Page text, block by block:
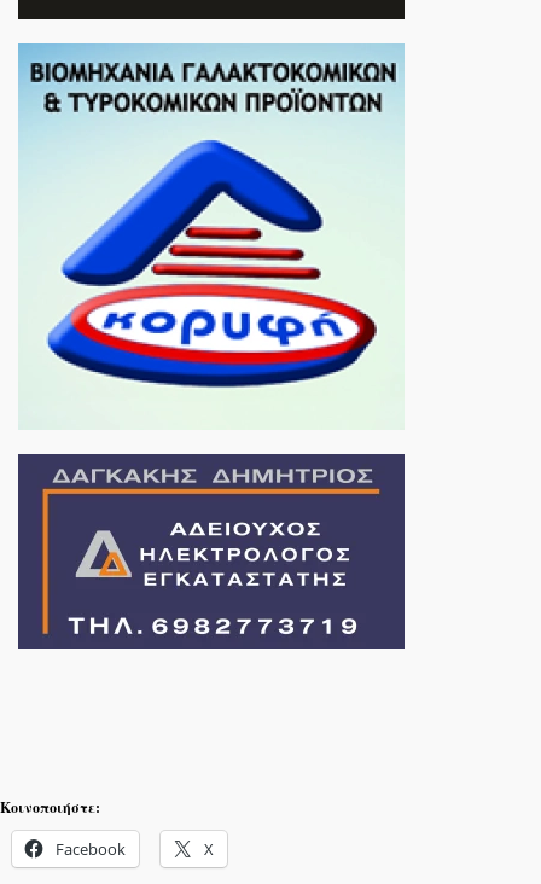
Κοινοποιήστε:
Facebook X